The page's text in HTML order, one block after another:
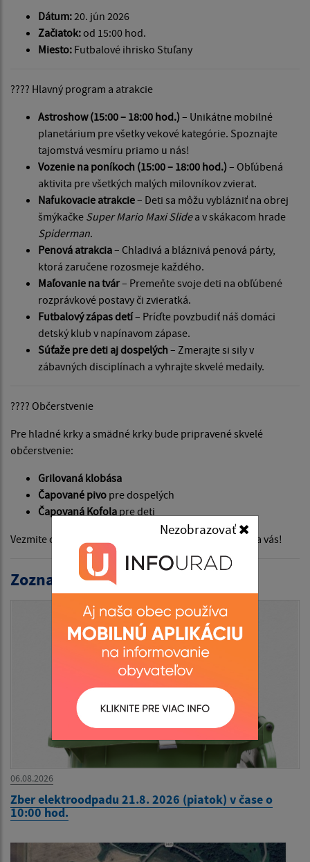
Nezobrazovať
Dátum:20. jún 2026
Začiatok:od 15:00 hod.
Miesto: Futbalové ihrisko Stuľany
???? Hlavný program a atrakcie
Astroshow (15:00 – 18:00 hod.) – Unikátne mobilné
planetárium pre všetky vekové kategórie. Spoznajte
tajomstvá vesmíru priamo u nás!
Vozenie na poníkoch (15:00 – 18:00 hod.) – Obľúbená
aktivita pre všetkých malých milovníkov zvierat.
Nafukovacie atrakcie– Deti sa môžu vyblázniť na obrej
šmýkačke Super Mario Maxi Slidea v skákacom hrade
Spiderman.
Penová atrakcia– Chladivá a bláznivá penová párty,
ktorá zaručene rozosmeje každého.
Maľovanie na tvár– Premeňte svoje deti na obľúbené
rozprávkové postavy či zvieratká.
Futbalový zápas detí– Príďte povzbudiť náš domáci
detský klub v napínavom zápase.
Súťaže pre deti aj dospelých– Zmerajte si sily v
zábavných disciplínach a vyhrajte skvelé medaily.
???? Občerstvenie
Pre hladné krky a smädné krky bude pripravené skvelé
občerstvenie:
Grilovaná klobása
Čapované pivo pre dospelých
Čapovaná Kofola pre deti
Vezmite celú rodinu, susedov a známych. Tešíme sa na vás!
Zoznam aktualít:
06.08.2026
Zber elektroodpadu 21.8. 2026 (piatok) v čase o
10:00 hod.